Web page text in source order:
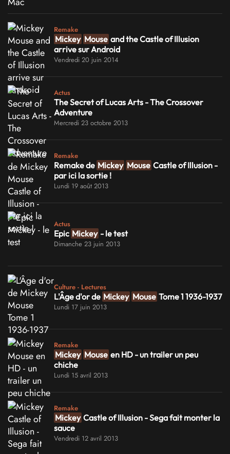
Remake
Mickey Mouse and the Castle of Illusion
arrive sur Android
Vendredi 20 juin 2014
Actus
The Secret of Lucas Arts - The Crossover
Adventure
Mercredi 23 octobre 2013
Remake
Remake de Mickey Mouse Castle of Illusion -
par ici la sortie !
Lundi 19 août 2013
Actus
Epic Mickey - le test
Dimanche 23 juin 2013
Culture - Lectures
L'Âge d'or de Mickey Mouse Tome 1 1936-1937
Lundi 17 juin 2013
Remake
Mickey Mouse en HD - un trailer un peu
chiche
Lundi 15 avril 2013
Remake
Mickey Castle of Illusion - Sega fait monter la
sauce
Vendredi 12 avril 2013